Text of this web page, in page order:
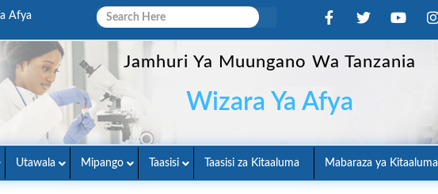
Afya
Jamhuri Ya Muungano Wa Tanzania
Wizara Ya Afya
Utawala Mipango Taasisi Taasisi za Kitaaluma Mabaraza ya Kitaaluma